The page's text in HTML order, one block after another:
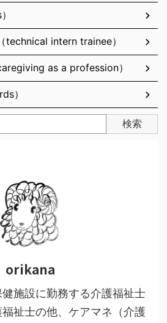
technical intern trainee）
as a profession）
）
検索
orikana
施設に勤務する介護福祉士
祉士の他、ケアマネ（介護